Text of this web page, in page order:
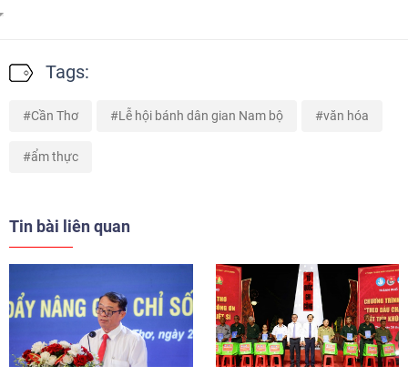
Tags:
Cần Thơ Lễ hội bánh dân gian Nam bộ văn hóa
ẩm thực
Tin bài liên quan